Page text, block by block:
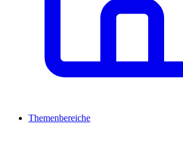
Themenbereiche